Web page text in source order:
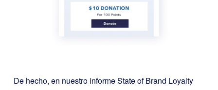
De hecho, en nuestro informe State of Brand Loyalty